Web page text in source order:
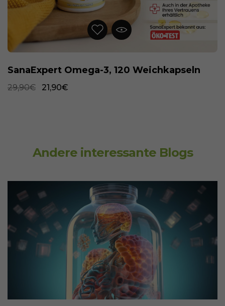
SanaExpert Omega-3, 120 Weichkapseln
29,90€ 21,90€
Andere interessante Blogs